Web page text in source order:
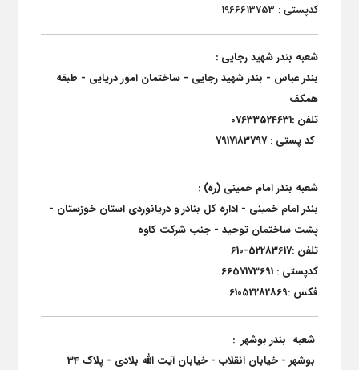
کدپستی : 1966613753
شعبه بندر شهید رجایی :
بندر عباس - بندر شهید رجایی - ساختمان امور دریایی - طبقه
همکف
تلفن :07633524631
کد پستی : 7917183797
شعبه بندر امام خمینی (ره) :
بندر امام خمینی - اداره کل بنادر و دریانوردی استان خوزستان -
پشت ساختمان توحید - جنب شرکت کاوه
تلفن :52283617-610
کدپستی : 6657173691
فکس :61052282869
شعبه بندر بوشهر :
بوشهر - خیابان انقلاب - خیابان آیت الله بلادی - پلاک 34